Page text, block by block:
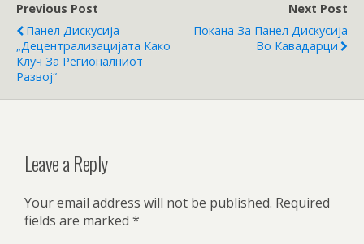
Previous Post
Панел Дискусија
„Децентрализацијата Како
Клуч За Регионалниот
Развој“
Next Post
Покана За Панел Дискусија
Во Кавадарци
Leave a Reply
Your email address will not be published. Required
fields are marked *